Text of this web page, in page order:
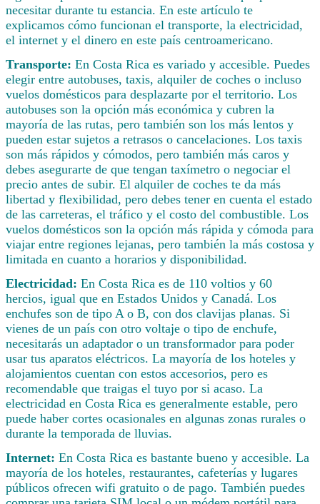
necesitar durante tu estancia. En este artículo te
explicamos cómo funcionan el transporte, la electricidad,
el internet y el dinero en este país centroamericano.
Transporte: En Costa Rica es variado y accesible. Puedes
elegir entre autobuses, taxis, alquiler de coches o incluso
vuelos domésticos para desplazarte por el territorio. Los
autobuses son la opción más económica y cubren la
mayoría de las rutas, pero también son los más lentos y
pueden estar sujetos a retrasos o cancelaciones. Los taxis
son más rápidos y cómodos, pero también más caros y
debes asegurarte de que tengan taxímetro o negociar el
precio antes de subir. El alquiler de coches te da más
libertad y flexibilidad, pero debes tener en cuenta el estado
de las carreteras, el tráfico y el costo del combustible. Los
vuelos domésticos son la opción más rápida y cómoda para
viajar entre regiones lejanas, pero también la más costosa y
limitada en cuanto a horarios y disponibilidad.
Electricidad: En Costa Rica es de 110 voltios y 60
hercios, igual que en Estados Unidos y Canadá. Los
enchufes son de tipo A o B, con dos clavijas planas. Si
vienes de un país con otro voltaje o tipo de enchufe,
necesitarás un adaptador o un transformador para poder
usar tus aparatos eléctricos. La mayoría de los hoteles y
alojamientos cuentan con estos accesorios, pero es
recomendable que traigas el tuyo por si acaso. La
electricidad en Costa Rica es generalmente estable, pero
puede haber cortes ocasionales en algunas zonas rurales o
durante la temporada de lluvias.
Internet: En Costa Rica es bastante bueno y accesible. La
mayoría de los hoteles, restaurantes, cafeterías y lugares
públicos ofrecen wifi gratuito o de pago. También puedes